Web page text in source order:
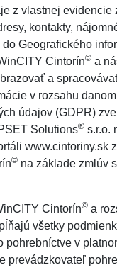
z vlastnej evidencie
kontakty,
Geografického
Cintorín© a
a
v rozsahu
údajov (GDPR)
Solutions® s.r.o.
www.cintoriny.sk
© na základe zmlúv
Cintorín© a
všetky
pohrebníctve v
prevádzkovateľ